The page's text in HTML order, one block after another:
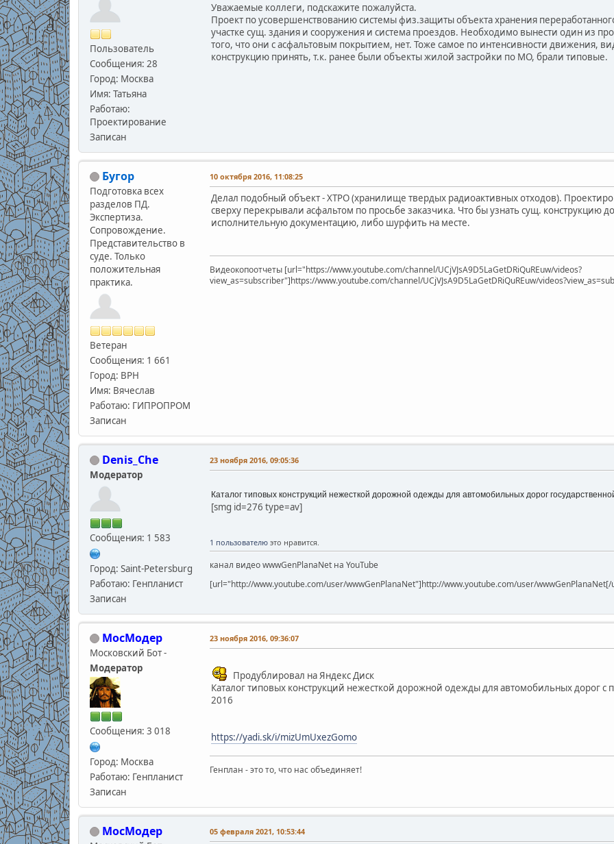
Пользователь
Сообщения: 28
Город: Москва
Имя: Татьяна
Работаю:
Проектирование
Записан
Уважаемые коллеги, подскажите пожалуйста.
Проект по усовершенствованию системы физ.защиты объекта хранения
участке сущ. здания и сооружения и система проездов. Необходимо вынести один из
того, что они с асфальтовым покрытием, нет. Тоже самое по интенсивности движения,
конструкцию принять, т.к. ранее были объекты жилой застройки по МО, брали типовые.
Бугор
Подготовка всех
разделов ПД.
Экспертиза.
Сопровождение.
Представительство в
суде. Только
положительная
практика.
Ветеран
Сообщения: 1 661
Город: ВРН
Имя: Вячеслав
Работаю: ГИПРОПРОМ
Записан
10 октября 2016, 11:08:25
Делал подобный объект - ХТРО (хранилище твердых радиоактивных отходов).
сверху перекрывали асфальтом по просьбе заказчика. Что бы узнать сущ.
исполнительную документацию, либо шурфить на месте.
Видеокопоотчеты [url="https://www.youtube.com/channel/UCjVJsA9D5LaGetDRiQuREuw/videos?
view_as=subscriber"]https://www.youtube.com/channel/UCjVJsA9D5LaGetDRiQuREuw/
Denis_Che
Модератор
Сообщения: 1 583
Город: Saint-Petersburg
Работаю: Генпланист
Записан
23 ноября 2016, 09:05:36
Каталог типовых конструкций нежесткой дорожной одежды для автомобильных дорог
[smg id=276 type=av]
1 пользователюэто нравится.
канал видео wwwGenPlanaNet на YouTube
[url="http://www.youtube.com/user/wwwGenPlanaNet"]http://www.youtube.com/user/
МосМодер
Московский Бот -
Модератор
Сообщения: 3 018
Город: Москва
Работаю: Генпланист
Записан
23 ноября 2016, 09:36:07
Продублировал на Яндекс Диск
Каталог типовых конструкций нежесткой дорожной одежды для автомобильных дорог
2016
https://yadi.sk/i/mizUmUxezGomo
Генплан - это то, что нас объединяет!
МосМодер 05 февраля 2021, 10:53:44